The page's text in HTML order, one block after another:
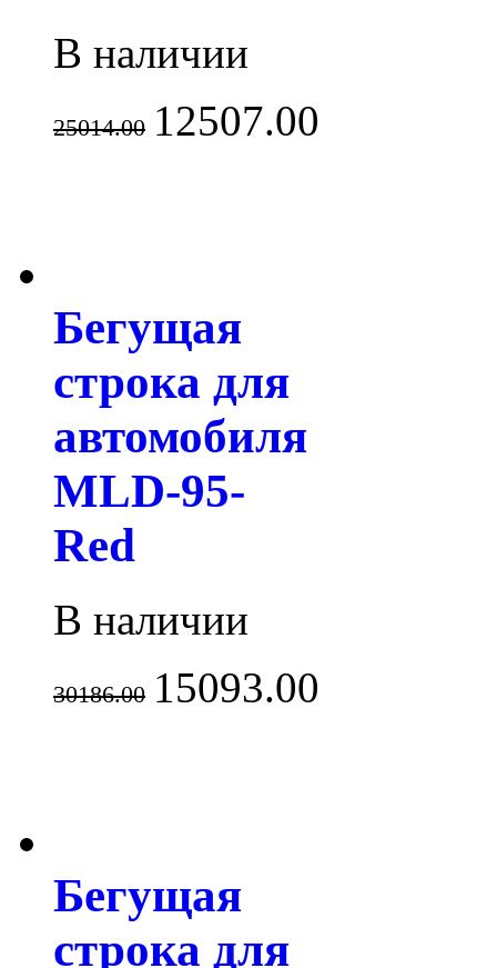
В наличии
25014.00 12507.00
Бегущая
строка для
автомобиля
MLD-95-
Red
В наличии
30186.00 15093.00
Бегущая
строка для